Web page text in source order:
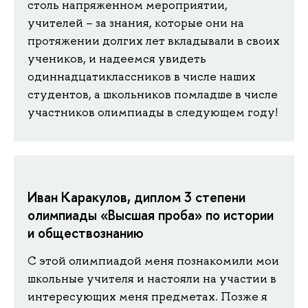
столь напряженном мероприятии,
учителей – за знания, которые они на
протяжении долгих лет вкладывали в своих
учеников, и надеемся увидеть
одиннадцатиклассников в числе наших
студентов, а школьников помладше в числе
участников олимпиады в следующем году!
Иван Каракулов, диплом 3 степени
олимпиады «Высшая проба» по истории
и обществознанию
С этой олимпиадой меня познакомили мои
школьные учителя и настояли на участии в
интересующих меня предметах. Позже я